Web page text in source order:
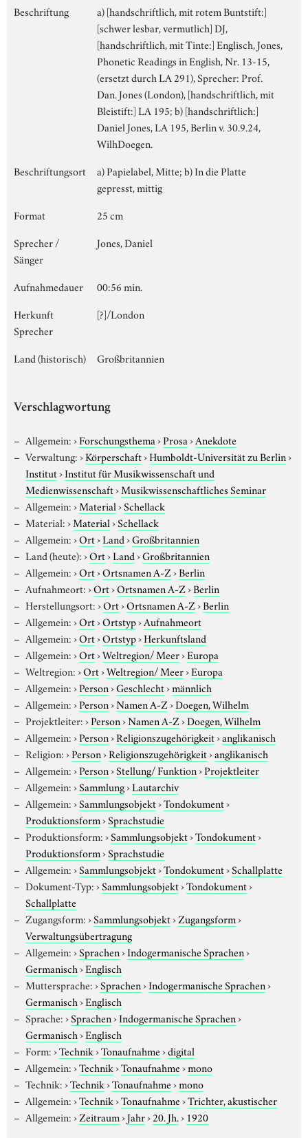
Beschriftung
a) [handschriftlich, mit rotem Buntstift:]
[schwer lesbar, vermutlich] DJ,
[handschriftlich, mit Tinte:] Englisch, Jones,
Phonetic Readings in English, Nr. 13-15,
(ersetzt durch LA 291), Sprecher: Prof.
Dan. Jones (London), [handschriftlich, mit
Bleistift:] LA 195; b) [handschriftlich:]
Daniel Jones, LA 195, Berlin v. 30.9.24,
WilhDoegen.
Beschriftungsort
a) Papielabel, Mitte; b) In die Platte
gepresst, mittig
Format
25 cm
Sprecher /
Sänger
Jones, Daniel
Aufnahmedauer
00:56 min.
Herkunft
Sprecher
[?]/London
Land (historisch) Großbritannien
Verschlagwortung
Allgemein:›Forschungsthema›Prosa›Anekdote
Verwaltung:›Körperschaft›Humboldt-Universität zu Berlin›
Institut›Institut für Musikwissenschaft und
Medienwissenschaft›Musikwissenschaftliches Seminar
Allgemein:›Material›Schellack
Material:›Material›Schellack
Allgemein:›Ort›Land›Großbritannien
Land (heute):›Ort›Land›Großbritannien
Allgemein:›Ort›Ortsnamen A-Z›Berlin
Aufnahmeort:›Ort›Ortsnamen A-Z›Berlin
Herstellungsort:›Ort›Ortsnamen A-Z›Berlin
Allgemein:›Ort›Ortstyp›Aufnahmeort
Allgemein:›Ort›Ortstyp›Herkunftsland
Allgemein:›Ort›Weltregion/ Meer›Europa
Weltregion:›Ort›Weltregion/ Meer›Europa
Allgemein:›Person›Geschlecht›männlich
Allgemein:›Person›Namen A-Z›Doegen, Wilhelm
Projektleiter:›Person›Namen A-Z›Doegen, Wilhelm
Allgemein:›Person›Religionszugehörigkeit›anglikanisch
Religion:›Person›Religionszugehörigkeit›anglikanisch
Allgemein:›Person›Stellung/ Funktion›Projektleiter
Allgemein:›Sammlung›Lautarchiv
Allgemein:›Sammlungsobjekt›Tondokument›
Produktionsform›Sprachstudie
Produktionsform:›Sammlungsobjekt›Tondokument›
Produktionsform›Sprachstudie
Allgemein:›Sammlungsobjekt›Tondokument›Schallplatte
Dokument-Typ:›Sammlungsobjekt›Tondokument›
Schallplatte
Zugangsform:›Sammlungsobjekt›Zugangsform›
Verwaltungsübertragung
Allgemein:›Sprachen›Indogermanische Sprachen›
Germanisch›Englisch
Muttersprache:›Sprachen›Indogermanische Sprachen›
Germanisch›Englisch
Sprache:›Sprachen›Indogermanische Sprachen›
Germanisch›Englisch
Form:›Technik›Tonaufnahme›digital
Allgemein:›Technik›Tonaufnahme›mono
Technik:›Technik›Tonaufnahme›mono
Allgemein:›Technik›Tonaufnahme›Trichter, akustischer
Allgemein:›Zeitraum›Jahr›20. Jh.› 1920